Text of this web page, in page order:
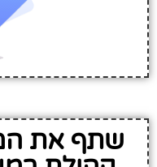
שתף את